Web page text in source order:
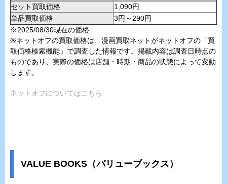
セット買取価格
1,090円
単品買取価格
3円～290円
※2025/08/30現在の価格
※ネットオフの買取価格は、漫画買取ネットがネットオフの「買
取価格検索機能」で調査した情報です。掲載内容は調査日時点の
ものであり、実際の価格は店舗・時期・商品の状態によって変動
します。
ネットオフについてはこちら
VALUE BOOKS（バリューブックス）